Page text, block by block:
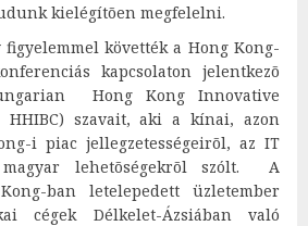
kielégítõen megfelelni.
követték a Hong Kong-
kapcsolaton jelentkezõ
Hong Kong Innovative
HHIBC) szavait, aki a kínai, azon
i piac jellegzetességeirõl, az IT
lehetõségekrõl szólt. A
ban letelepedett üzletember
cégek Délkelet-Ázsiában való